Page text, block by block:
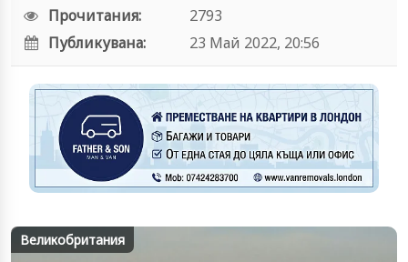
Прочитания:
2793
Публикувана:
23 Май 2022, 20:56
Великобритания